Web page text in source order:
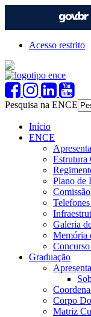
Acesso restrito
Pesquisa na ENCE
Início
ENCE
Estrutura
Plano de
Galeria
Memória
Graduação
Corpo
Matriz